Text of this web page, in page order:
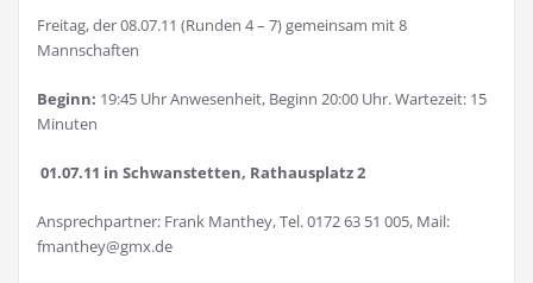
Freitag, der 08.07.11 (Runden 4 – 7) gemeinsam mit 8
Mannschaften
Beginn: 19:45 Uhr Anwesenheit, Beginn 20:00 Uhr. Wartezeit: 15
Minuten
01.07.11 in Schwanstetten, Rathausplatz 2
Ansprechpartner: Frank Manthey, Tel. 0172 63 51 005, Mail:
fmanthey@gmx.de